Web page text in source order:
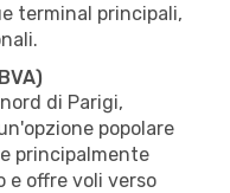
terminal principali,
di Parigi,
popolare
principalmente
e offre voli verso